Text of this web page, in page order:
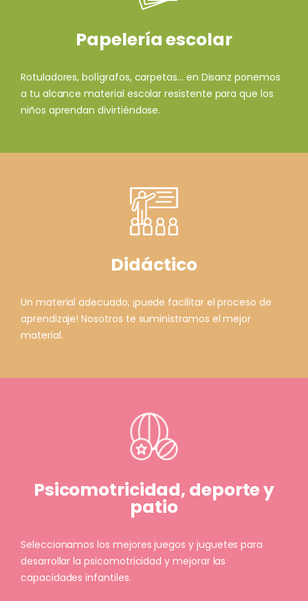
Papelería escolar
Rotuladores, bolígrafos, carpetas... en Disanz ponemos
a tu alcance material escolar resistente para que los
niños aprendan divirtiéndose.
Didáctico
Un material adecuado, ¡puede facilitar el proceso de
aprendizaje! Nosotros te suministramos el mejor
material.
Psicomotricidad, deporte y
patio
Seleccionamos los mejores juegos y juguetes para
desarrollar la psicomotricidad y mejorar las
capacidades infantiles.